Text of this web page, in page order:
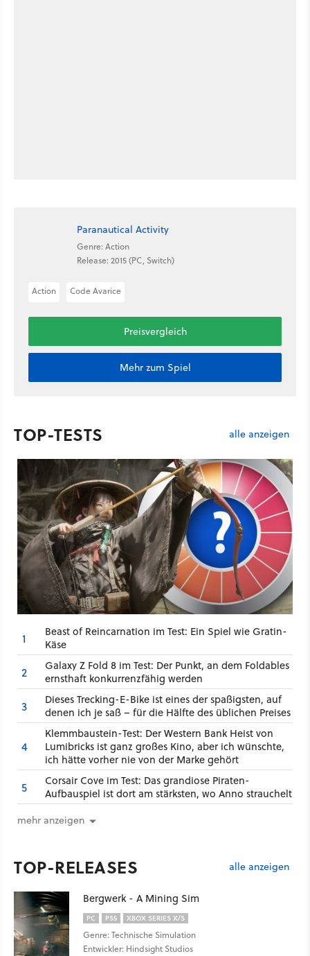
Paranautical Activity
Genre: Action
Release: 2015 (PC, Switch)
Action Code Avarice
Preisvergleich
Mehr zum Spiel
TOP-TESTS alle anzeigen
1
Beast of Reincarnation im Test: Ein Spiel wie Gratin-
Käse
2
Galaxy Z Fold 8 im Test: Der Punkt, an dem Foldables
ernsthaft konkurrenzfähig werden
3
Dieses Trecking-E-Bike ist eines der spaßigsten, auf
denen ich je saß – für die Hälfte des üblichen Preises
4
Klemmbaustein-Test: Der Western Bank Heist von
Lumibricks ist ganz großes Kino, aber ich wünschte,
ich hätte vorher nie von der Marke gehört
5
Corsair Cove im Test: Das grandiose Piraten-
Aufbauspiel ist dort am stärksten, wo Anno strauchelt
mehr anzeigen
TOP-RELEASES alle anzeigen
Bergwerk - A Mining Sim
PC PS5 XBOX SERIES X/S
Genre: Technische Simulation
Entwickler: Hindsight Studios